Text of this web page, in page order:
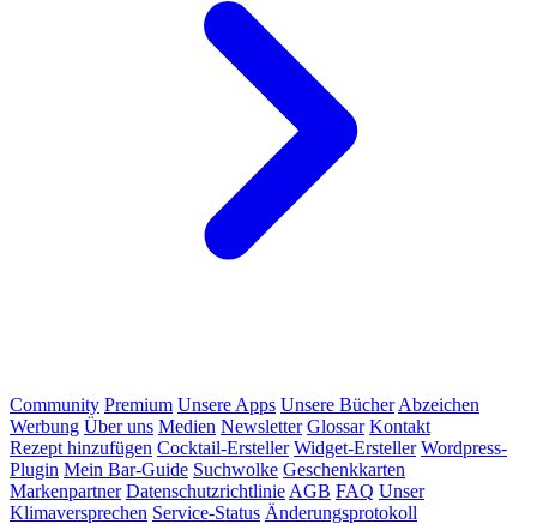
Community Premium Unsere Apps Unsere Bücher Abzeichen
Werbung Über uns Medien Newsletter Glossar Kontakt
Rezept hinzufügen Cocktail-Ersteller Widget-Ersteller Wordpress-
Plugin Mein Bar-Guide Suchwolke Geschenkkarten
Markenpartner Datenschutzrichtlinie AGB FAQ Unser
Klimaversprechen Service-Status Änderungsprotokoll